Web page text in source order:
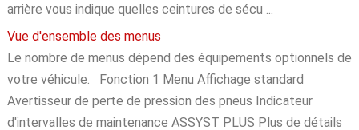
arrière vous indique quelles ceintures de sécu ...
Vue d'ensemble des menus
Le nombre de menus dépend des équipements optionnels de
votre véhicule. Fonction 1 Menu Affichage standard
Avertisseur de perte de pression des pneus Indicateur
d'intervalles de maintenance ASSYST PLUS Plus de détails